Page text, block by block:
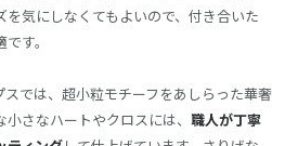
気にしなくてもよいので、付き合いた
す。
では、超小粒モチーフをあしらった華奢
さなハートやクロスには、 職人が丁寧